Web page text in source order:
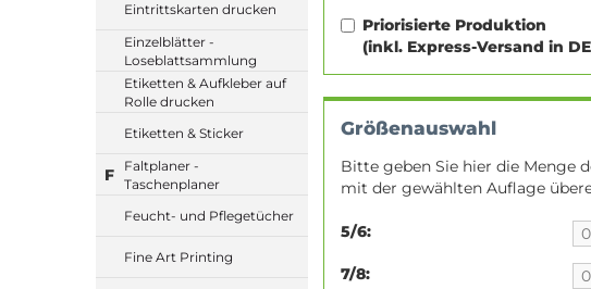
Eintrittskarten drucken
Einzelblätter -
Loseblattsammlung
Etiketten & Aufkleber auf
Rolle drucken
Etiketten & Sticker
F
Faltplaner -
Taschenplaner
Feucht- und Pflegetücher
Fine Art Printing
Priorisierte Produktion
(inkl. Express-Versand in
Größenauswahl
Bitte geben Sie hier die Menge
mit der gewählten Auflage
5/6:
7/8: